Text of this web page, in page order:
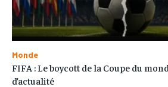
Monde
FIFA : Le boycott de la Coupe du
d’actualité